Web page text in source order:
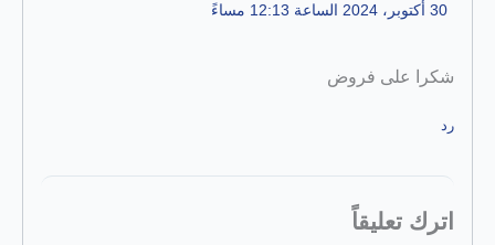
30 أكتوبر، 2024 الساعة 12:13 مساءً
شكرا على فروض
رد
اترك تعليقاً